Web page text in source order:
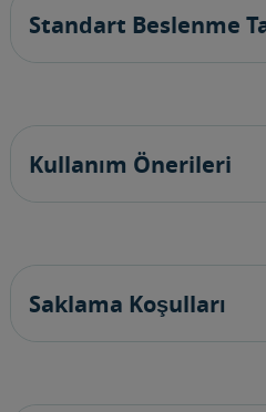
Standart Beslenme
Kullanım Önerileri
Saklama Koşulları